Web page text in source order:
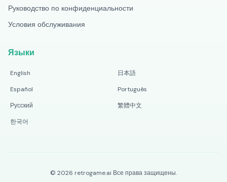
Руководство по конфиденциальности
Условия обслуживания
Языки
English
日本語
Español
Português
Русский
繁體中文
한국어
© 2026 retrogame.ai Все права защищены.